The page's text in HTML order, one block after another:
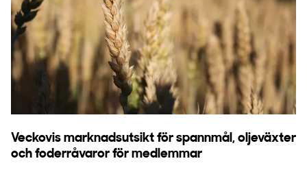
Veckovis marknadsutsikt för spannmål, oljeväxter
och foderråvaror för medlemmar